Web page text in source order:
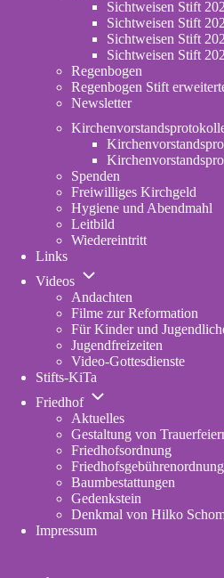
Sichtweisen Stift
Sichtweisen Stift
Sichtweisen Stift
Sichtweisen Stift
Regenbogen
Regenbogen Stift
Newsletter
Spenden
Freiwilliges Kirchgeld
Hygiene und Abendmahl
Leitbild
Wiedereintritt
Links
Videos
Unternavigation
Videos
Andachten
Filme zur Reformation
Für Kinder und
Jugendfreizeiten
Video-Gottesdienste
Stifts-KiTa
in
tab)
Friedhof
Unternavigation
Friedhof
Aktuelles
Gestaltung von
Friedhofsordnung
Friedhofsgebührenordnung
Baumbestattungen
Gedenkstein
Denkmal von Hilko
Impressum